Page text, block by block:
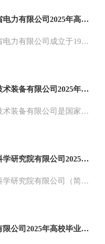
国网湖南省电力有限公司2025年高校毕业生招聘公告（第二批）
国网湖南省电力有限公司成立于1993年10月，是国家电网有限公司的全资子公司，以建设和运营电网为核心业务，担负着保障湖南省电力可靠供应的重大责任。公司现设20个职能部门，下设14个市州供电公司、98个县级供电公司，用工总量6.5万余人。供电范围覆盖全省14个市（州），营业区面积占全省总面积的96%，营业区人口占全省总人口的98%。2017年9月，按照国务院国资委的部署和《公司法》规定，公司由全民所有制企业改为有限责任公司。
中国电力技术装备有限公司2025年高校毕业生招聘公告（第二批）
中国电力技术装备有限公司是国家电网公司海外投资-建设-运营一体化工程总承包平台，依托公司设计咨询、工程管理、大电网运行、资本运作、技术标准、资信等综合优势，以海外电网基础设施建设和跨国联网项目EPC建设为核心业务，开拓国际高端电力工程市场。是公司系统唯一以国际工程承包为主营业务的国际化、市场化企业。
中国电力科学研究院有限公司2025年高校毕业生招聘公告（第二批）
中国电力科学研究院有限公司（简称中国电科院）成立于1951年，是国家电网有限公司直属科研单位，是中国电力行业多学科、综合性科研机构。主要开展电力基础性、原创性、前瞻性技术研究，重大共性关键技术攻关，先进电工装备技术研发及成果转化应用，为电网核心业务提供技术监督、支撑和咨询，开展试验、检测和认证工作，建设技术标准体系，为电力行业高质量发展提供战略科技支撑。
国网中兴有限公司2025年高校毕业生招聘公告（第二批）